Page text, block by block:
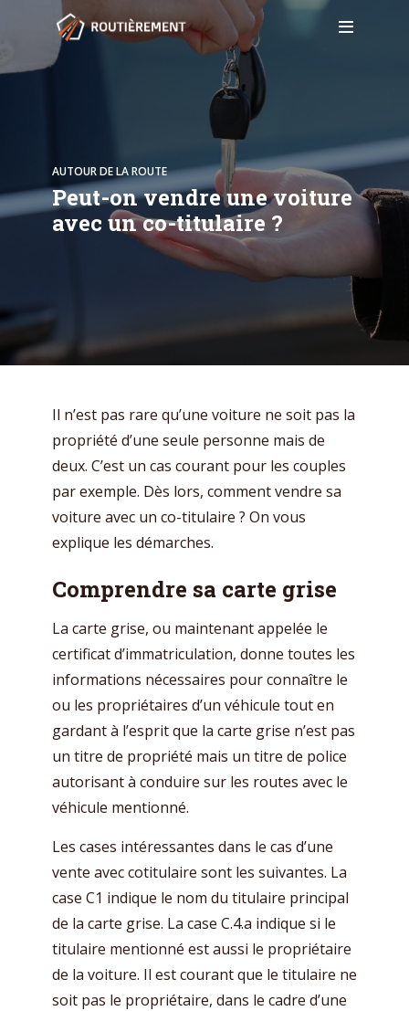
AUTOUR DE LA ROUTE
Peut-on vendre une voiture
avec un co-titulaire ?
Il n’est pas rare qu’une voiture ne soit pas la
propriété d’une seule personne mais de
deux. C’est un cas courant pour les couples
par exemple. Dès lors, comment vendre sa
voiture avec un co-titulaire ? On vous
explique les démarches.
Comprendre sa carte grise
La carte grise, ou maintenant appelée le
certificat d’immatriculation, donne toutes les
informations nécessaires pour connaître le
ou les propriétaires d’un véhicule tout en
gardant à l’esprit que la carte grise n’est pas
un titre de propriété mais un titre de police
autorisant à conduire sur les routes avec le
véhicule mentionné.
Les cases intéressantes dans le cas d’une
vente avec cotitulaire sont les suivantes. La
case C1 indique le nom du titulaire principal
de la carte grise. La case C.4.a indique si le
titulaire mentionné est aussi le propriétaire
de la voiture. Il est courant que le titulaire ne
soit pas le propriétaire, dans le cadre d’une